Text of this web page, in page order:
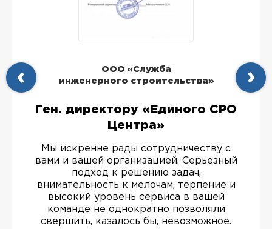
ООО «Служба
инженерного строительства»
Ген. директору «Единого СРО
Центра»
Мы искренне рады сотрудничеству с
вами и вашей организацией. Серьезный
подход к решению задач,
внимательность к мелочам, терпение и
высокий уровень сервиса в вашей
команде не однократно позволяли
свершить, казалось бы, невозможное.